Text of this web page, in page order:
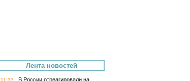
Лента новостей
11:33
В России отреагировали на